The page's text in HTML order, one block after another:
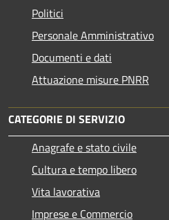
Politici
Personale Amministrativo
Documenti e dati
Attuazione misure PNRR
CATEGORIE DI SERVIZIO
Anagrafe e stato civile
Cultura e tempo libero
Vita lavorativa
Imprese e Commercio